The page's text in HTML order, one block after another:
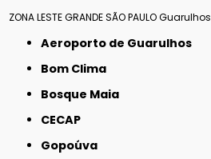
ZONA LESTEGRANDE SÃO PAULOGuarulhos
Aeroporto de Guarulhos
Bom Clima
Bosque Maia
CECAP
Gopoúva